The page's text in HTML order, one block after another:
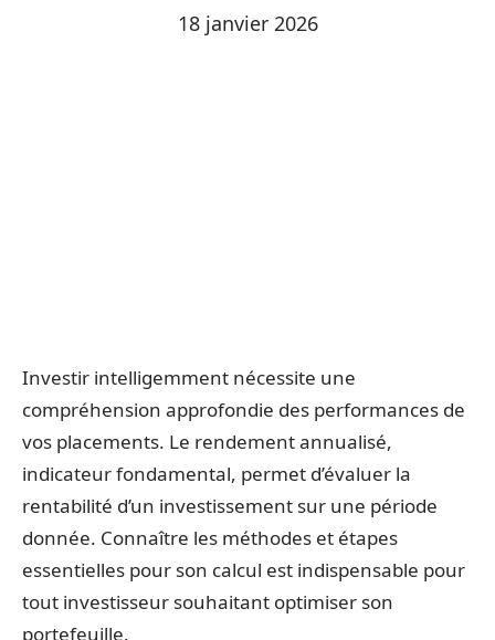
18 janvier 2026
Investir intelligemment nécessite une
compréhension approfondie des performances de
vos placements. Le rendement annualisé,
indicateur fondamental, permet d’évaluer la
rentabilité d’un investissement sur une période
donnée. Connaître les méthodes et étapes
essentielles pour son calcul est indispensable pour
tout investisseur souhaitant optimiser son
portefeuille.